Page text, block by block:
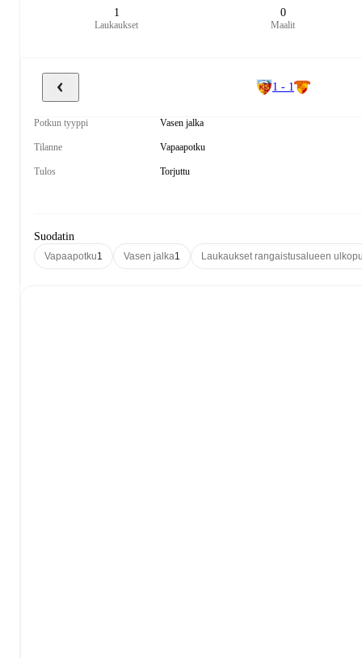
1
Laukaukset
0
Maalit
1 - 1
Potkun tyyppi Vasen jalka
Tilanne Vapaapotku
Tulos Torjuttu
Suodatin
Vapaapotku1 Vasen jalka1 Laukaukset rangaistusalueen